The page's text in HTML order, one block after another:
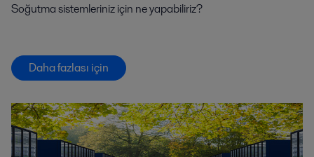
Soğutma sistemleriniz için ne yapabiliriz?
Daha fazlası için